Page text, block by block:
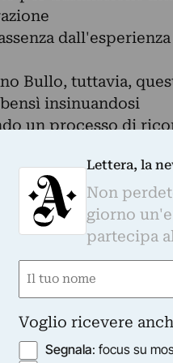
Bullo, tuttavia,
insinuandosi
un processo di
di
infatti, nei
la forma
che permetta
spettatore. La
giovane veneziano,
la
dello spettatore
eroicamente
dipinge si presenta
Lettera, la
Non
giorno
partecipa
Nome
Voglio ricevere
Segnala: focus su